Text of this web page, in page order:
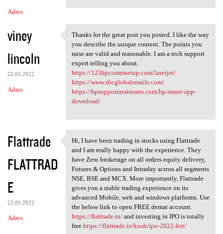
Adres
viney
lincoln
22.01.2022
Adres
Thanks for the great post you
Thanks for the great post you posted. I like the way
you describe the unique content. The points you
raise are valid and reasonable. I am a tech support
expert telling you about.
https://123hpcommsetup.com/laserjet/
https://www.sbcglobalemails.com/
https://hpsupportassistants.com/hp-smart-app-
download/
Flattrade
FLATTRAD
E
22.01.2022
Adres
Hi, I have been trading in
Hi, I have been trading in stocks using Flattrade
and I am really happy with the experience. They
have Zero brokerage on all orders equity delivery,
Futures & Options and Intraday across all segments
NSE, BSE and MCX. More importantly, Flattrade
gives you a stable trading experience on its
advanced Mobile, web and windows platforms. Use
the below link to open FREE demat account.
https://flattrade.in/and investing in IPO is totally
free https://flattrade.in/kosh/ipo-2022-list/